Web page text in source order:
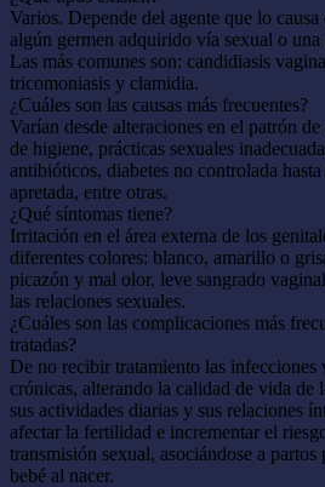
Varios. Depende del agente que lo
algún germen adquirido vía sexual o
Las más comunes son: candidiasis
tricomoniasis y clamidia.
¿Cuáles son las causas más frecuentes?
Varían desde alteraciones en el patrón
de higiene, prácticas sexuales
antibióticos, diabetes no controlada
apretada, entre otras.
¿Qué síntomas tiene?
Irritación en el área externa de los
diferentes colores: blanco, amarillo o
picazón y mal olor, leve sangrado
las relaciones sexuales.
¿Cuáles son las complicaciones más
tratadas?
De no recibir tratamiento las infecciones
crónicas, alterando la calidad de vida de
sus actividades diarias y sus relaciones
afectar la fertilidad e incrementar el
transmisión sexual, asociándose a
bebé al nacer.